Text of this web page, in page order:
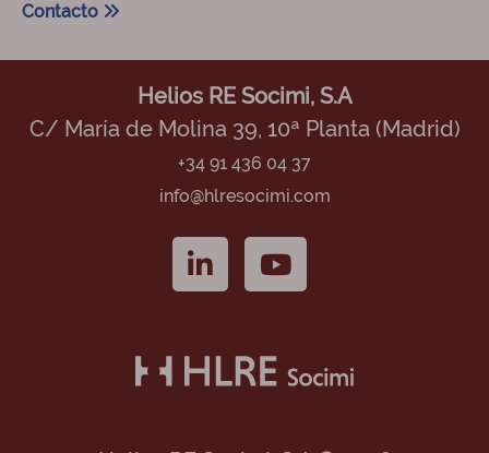
Contacto
Helios RE Socimi, S.A
C/ María de Molina 39, 10ª Planta (Madrid)
+34 91 436 04 37
info@hlresocimi.com